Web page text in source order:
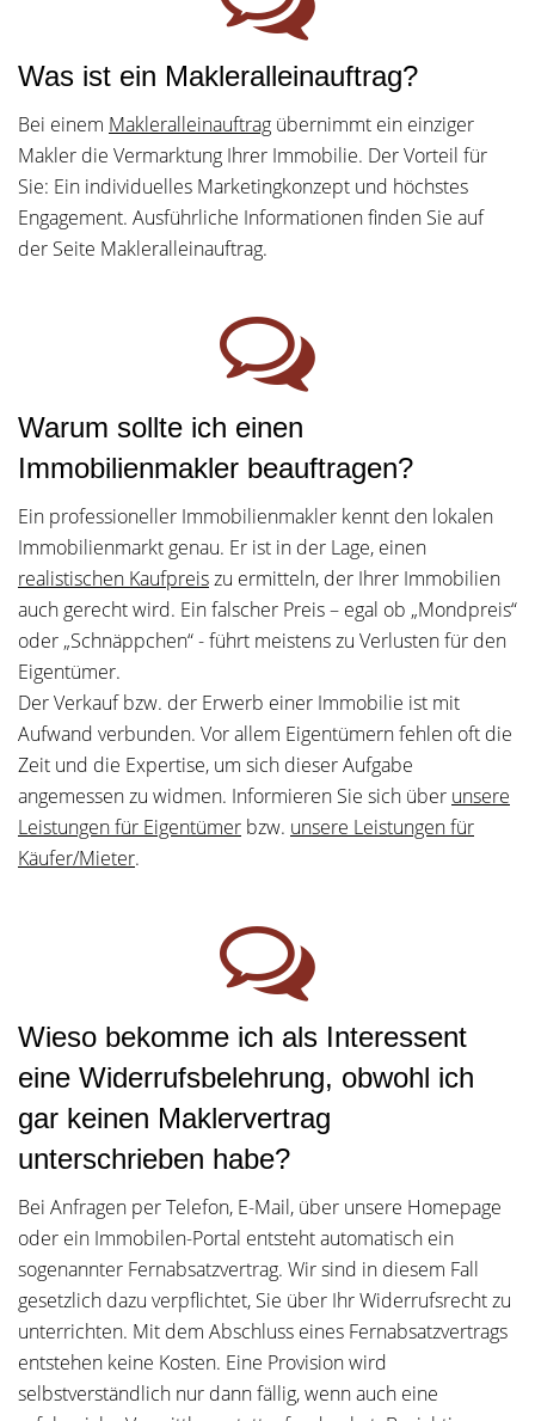
Was ist ein Makleralleinauftrag?
Bei einem Makleralleinauftrag übernimmt ein einziger
Makler die Vermarktung Ihrer Immobilie. Der Vorteil für
Sie: Ein individuelles Marketingkonzept und höchstes
Engagement. Ausführliche Informationen finden Sie auf
der Seite Makleralleinauftrag.
Warum sollte ich einen
Immobilienmakler beauftragen?
Ein professioneller Immobilienmakler kennt den lokalen
Immobilienmarkt genau. Er ist in der Lage, einen
realistischen Kaufpreiszu ermitteln, der Ihrer Immobilien
auch gerecht wird. Ein falscher Preis – egal ob „Mondpreis“
oder „Schnäppchen“ - führt meistens zu Verlusten für den
Eigentümer.
Der Verkauf bzw. der Erwerb einer Immobilie ist mit
Aufwand verbunden. Vor allem Eigentümern fehlen oft die
Zeit und die Expertise, um sich dieser Aufgabe
angemessen zu widmen. Informieren Sie sich über unsere
Leistungen für Eigentümer bzw. unsere Leistungen für
Käufer/Mieter.
Wieso bekomme ich als Interessent
eine Widerrufsbelehrung, obwohl ich
gar keinen Maklervertrag
unterschrieben habe?
Bei Anfragen per Telefon, E-Mail, über unsere Homepage
oder ein Immobilen-Portal entsteht automatisch ein
sogenannter Fernabsatzvertrag. Wir sind in diesem Fall
gesetzlich dazu verpflichtet, Sie über Ihr Widerrufsrecht zu
unterrichten. Mit dem Abschluss eines Fernabsatzvertrags
entstehen keine Kosten. Eine Provision wird
selbstverständlich nur dann fällig, wenn auch eine